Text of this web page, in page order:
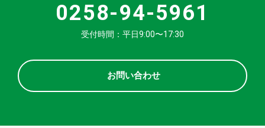
0258-94-5961
受付時間：平日9:00〜17:30
お問い合わせ